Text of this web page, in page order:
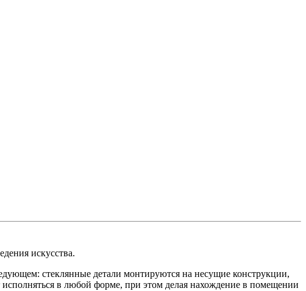
искусства.
стеклянные детали монтируются на несущие конструкции,
в любой форме, при этом делая нахождение в помещении